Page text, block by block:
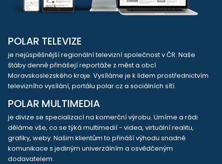
POLAR TELEVIZE
je nejúspěšnější regionální televizní společnost v ČR. Naše
štáby denně přinášejí reportáže z měst a obcí
Moravskoslezského kraje. Vysíláme je k lidem prostřednictvím
televizního vysílání, portálu polar.cz a sociálních sítí.
POLAR MULTIMEDIA
je divize se specializací na komerční výrobu. Umíme a rádi
děláme vše, co se týká multimedií - videa, virtuální realitu,
grafiky, weby. Našim klientům to přináší výhodu snadné
komunikace s jediným univerzálním a osvědčeným
dodavatelem.